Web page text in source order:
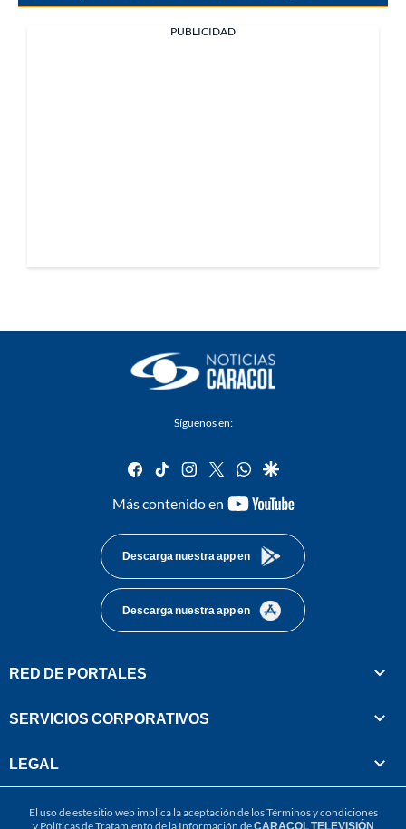
PUBLICIDAD
Síguenos en:
facebook
tiktok instagram
twitterwhatsapp
google
Más contenido en
youtube-
Descarga nuestra app en
Descarga nuestra app en
RED DE PORTALES
SERVICIOS CORPORATIVOS
LEGAL
El uso de este sitio web implica la aceptación de losTérminos y condiciones
y Políticas de Tratamiento de la Información deCARACOL TELEVISIÓN